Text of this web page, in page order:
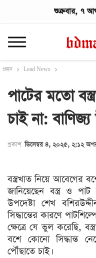
শুক্রবার, ৭
প্রচ্ছদ Lead News
পাটের মতো
চাই না: বাণিজ্য
প্রকাশ ডিসেম্বর ৪, ২০২৫, ২:১২
বস্ত্রখাত নিয়ে আবেগের
জানিয়েছেন বস্ত্র ও পাট
উপদেষ্টা শেখ
সিদ্ধান্তের কারণে
ক্ষেত্রে যে ভুল করেছি,
বশে কোনো সিদ্ধান্ত
পৌঁছাতে চাই।